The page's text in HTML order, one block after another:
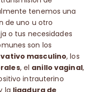
tenemos una
de uno u otro
o tus necesidades
son los
masculino, los
, el anillo vaginal,
intrauterino